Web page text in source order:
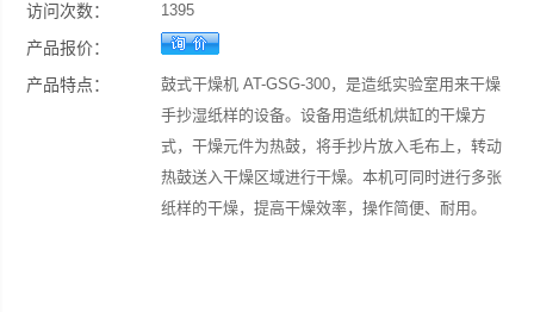
访问次数： 1395
产品报价：
产品特点：
鼓式干燥机 AT-GSG-300，是造纸实验室用来干燥
手抄湿纸样的设备。设备用造纸机烘缸的干燥方
式，干燥元件为热鼓，将手抄片放入毛布上，转动
热鼓送入干燥区域进行干燥。本机可同时进行多张
纸样的干燥，提高干燥效率，操作简便、耐用。